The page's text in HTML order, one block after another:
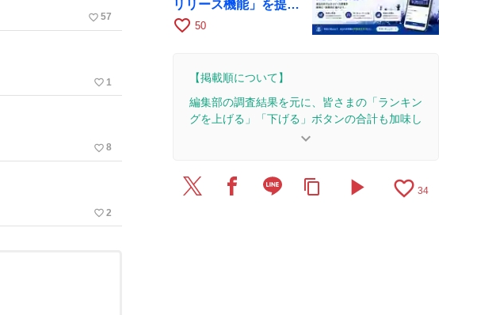
favorite_border 57
favorite_border 1
favorite_border 8
favorite_border 2
リリース機能」を提供
開始
favorite_border 50
【掲載順について】
編集部の調査結果を元に、皆さまの「ランキン
グを上げる」「下げる」ボタンの合計も加味し
2025/7/1：1本のレビューを追加・更新。
keyboard_arrow_down
content_copy play_arrow favorite_border 34